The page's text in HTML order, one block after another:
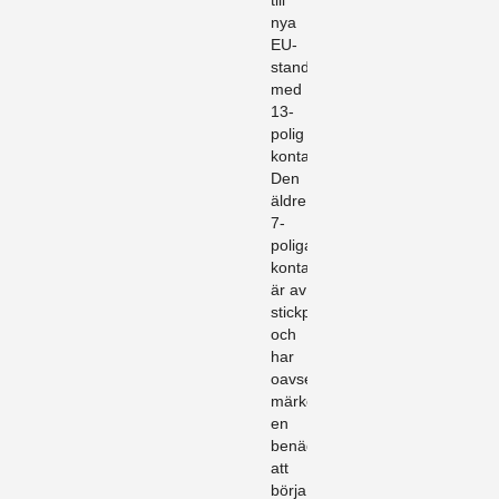
nya
EU-
standarden
med
13-
polig
kontakt.
Den
äldre
7-
poliga
kontakten
är av
stickproppskaraktär
och
har
oavsett
märke
en
benägenhet
att
börja